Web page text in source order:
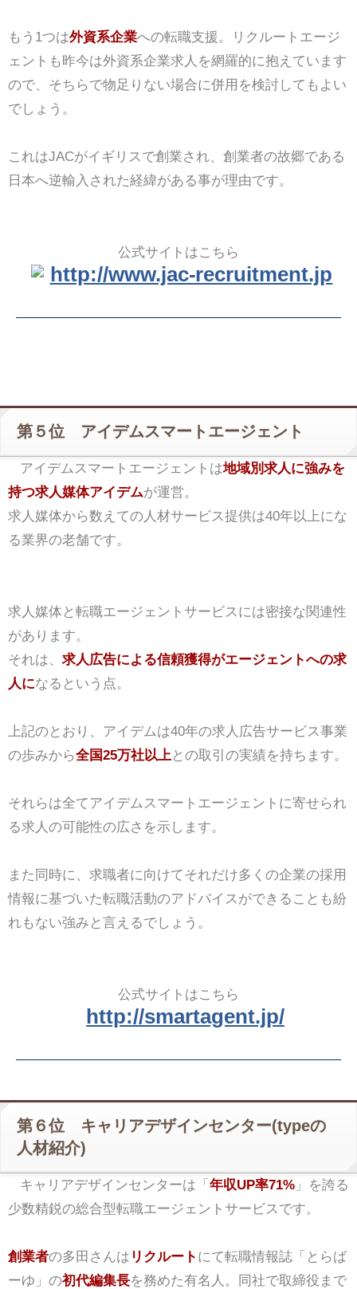
もう1つは外資系企業への転職支援。リクルートエージ
ェントも昨今は外資系企業求人を網羅的に抱えています
ので、そちらで物足りない場合に併用を検討してもよい
でしょう。
これはJACがイギリスで創業され、創業者の故郷である
日本へ逆輸入された経緯がある事が理由です。
公式サイトはこちら
http://www.jac-recruitment.jp
第５位 アイデムスマートエージェント
アイデムスマートエージェントは地域別求人に強みを
持つ求人媒体アイデムが運営。
求人媒体から数えての人材サービス提供は40年以上にな
る業界の老舗です。
求人媒体と転職エージェントサービスには密接な関連性
があります。
それは、 求人広告による信頼獲得がエージェントへの求
人になるという点。
上記のとおり、アイデムは40年の求人広告サービス事業
の歩みから全国25万社以上 との取引の実績を持ちます。
それらは全てアイデムスマートエージェントに寄せられ
る求人の可能性の広さを示します。
また同時に、求職者に向けてそれだけ多くの企業の採用
情報に基づいた転職活動のアドバイスができることも紛
れもない強みと言えるでしょう。
公式サイトはこちら
http://smartagent.jp/
第６位 キャリアデザインセンター(typeの
人材紹介)
キャリアデザインセンターは「 年収UP率71%」を誇る
少数精鋭の総合型転職エージェントサービスです。
創業者の多田さんは リクルート にて転職情報誌「とらば
ーゆ」の初代編集長を務めた有名人。同社で取締役まで